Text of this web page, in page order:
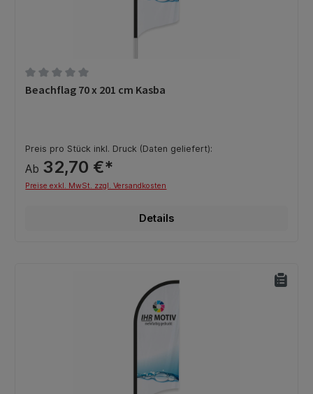
Durchschnittliche Bewertung von 0 von 5 Sternen
Beachflag 70 x 201 cm Kasba
Preis pro Stück inkl. Druck (Daten geliefert):
Ab 32,70 €*
Preise exkl. MwSt. zzgl. Versandkosten
Details